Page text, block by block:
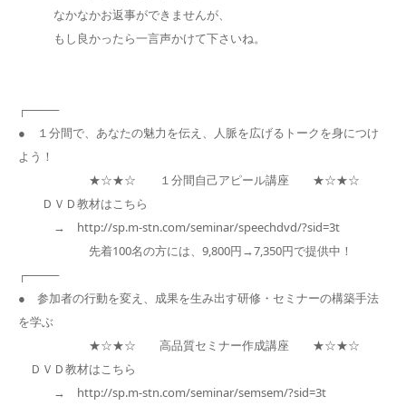
なかなかお返事ができませんが、
もし良かったら一言声かけて下さいね。
┌────
● １分間で、あなたの魅力を伝え、人脈を広げるトークを身につけ
よう！
★☆★☆ １分間自己アピール講座 ★☆★☆
ＤＶＤ教材はこちら
→ http://sp.m-stn.com/seminar/speechdvd/?sid=3t
先着100名の方には、9,800円→7,350円で提供中！
┌────
● 参加者の行動を変え、成果を生み出す研修・セミナーの構築手法
を学ぶ
★☆★☆ 高品質セミナー作成講座 ★☆★☆
ＤＶＤ教材はこちら
→ http://sp.m-stn.com/seminar/semsem/?sid=3t